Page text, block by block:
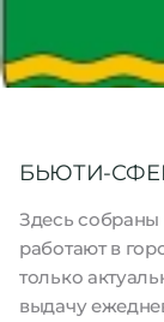
БЬЮТИ-
Здесь собраны
работают в
только
выдачу